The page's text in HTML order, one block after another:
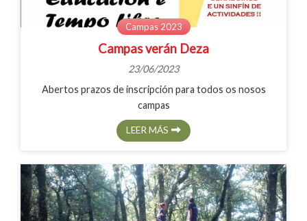
Campas verán Deza
23/06/2023
Campas 2023
Abertos prazos de inscripción para todos os nosos
campas
LEER MÁS